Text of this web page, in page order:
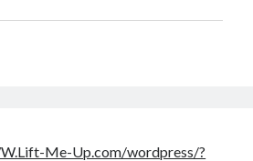
Me-Up.com/wordpress/?